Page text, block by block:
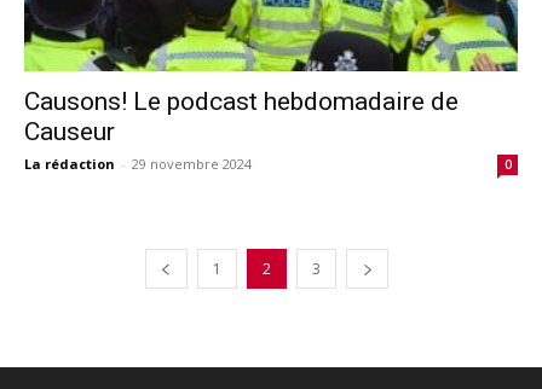
Causons! Le podcast hebdomadaire de
Causeur
La rédaction - 29 novembre 2024 0
1 2 3